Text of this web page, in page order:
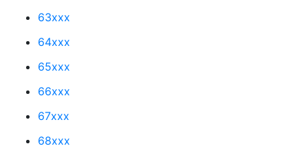
63xxx
64xxx
65xxx
66xxx
67xxx
68xxx